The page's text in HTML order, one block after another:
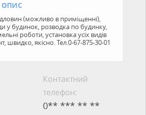
ОПИС
(можливо в приміщенні),
у будинок, розводка по будинку,
роботи, установка усіх видів
швидко, якісно. Тел.0-67-875-30-01
Контактний
телефон:
0** *** ** **